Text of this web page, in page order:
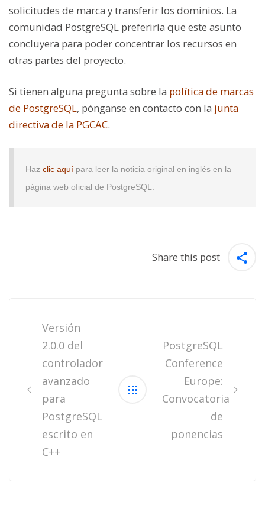
solicitudes de marca y transferir los dominios. La
comunidad PostgreSQL preferiría que este asunto
concluyera para poder concentrar los recursos en
otras partes del proyecto.
Si tienen alguna pregunta sobre la política de marcas
de PostgreSQL, pónganse en contacto con la junta
directiva de la PGCAC.
Haz clic aquí para leer la noticia original en inglés en la
página web oficial de PostgreSQL.
Share this post
navigation
Versión
2.0.0 del
controlador
avanzado
para
PostgreSQL
escrito en
C++
PostgreSQL
Conference
Europe:
Convocatoria
de
ponencias